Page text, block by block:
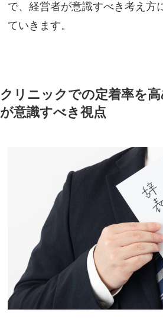
で、経営者が意識すべき考え方
ていきます。
クリニックでの定着率を
が意識すべき視点